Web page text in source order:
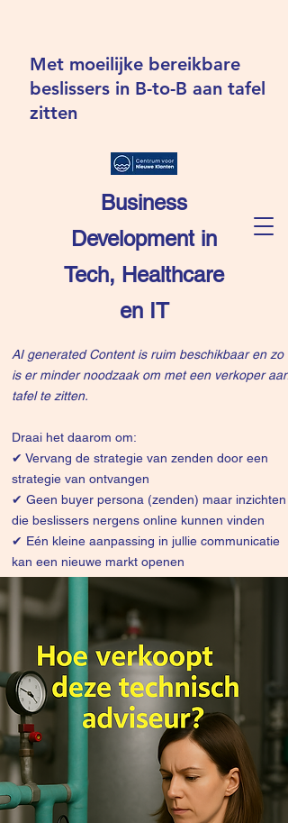
Business
Development in
Tech, Healthcare
en IT
Met moeilijke bereikbare
beslissers in B-to-B aan tafel
zitten
AI generated Content is ruim beschikbaar en zo
is er minder noodzaak om met een verkoper aan
tafel te zitten.
Draai het daarom om:
✔ Vervang de strategie van zenden door een
strategie van ontvangen
✔ Geen buyer persona (zenden) maar inzichten
die beslissers nergens online kunnen vinden
✔ Eén kleine aanpassing in jullie communicatie
kan een nieuwe markt openen